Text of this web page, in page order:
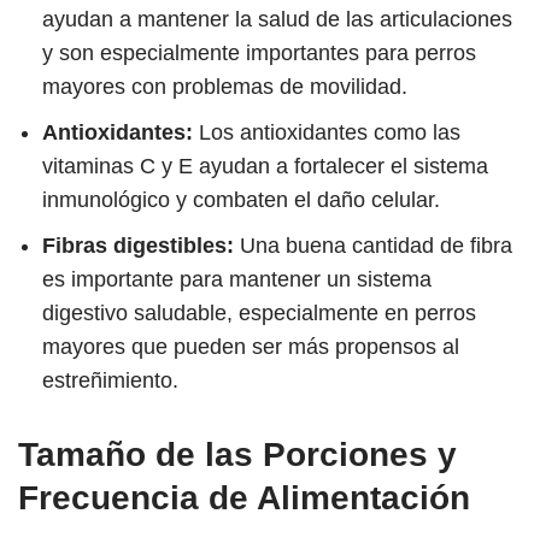
ayudan a mantener la salud de las articulaciones
y son especialmente importantes para perros
mayores con problemas de movilidad.
Antioxidantes: Los antioxidantes como las
vitaminas C y E ayudan a fortalecer el sistema
inmunológico y combaten el daño celular.
Fibras digestibles: Una buena cantidad de fibra
es importante para mantener un sistema
digestivo saludable, especialmente en perros
mayores que pueden ser más propensos al
estreñimiento.
Tamaño de las Porciones y
Frecuencia de Alimentación